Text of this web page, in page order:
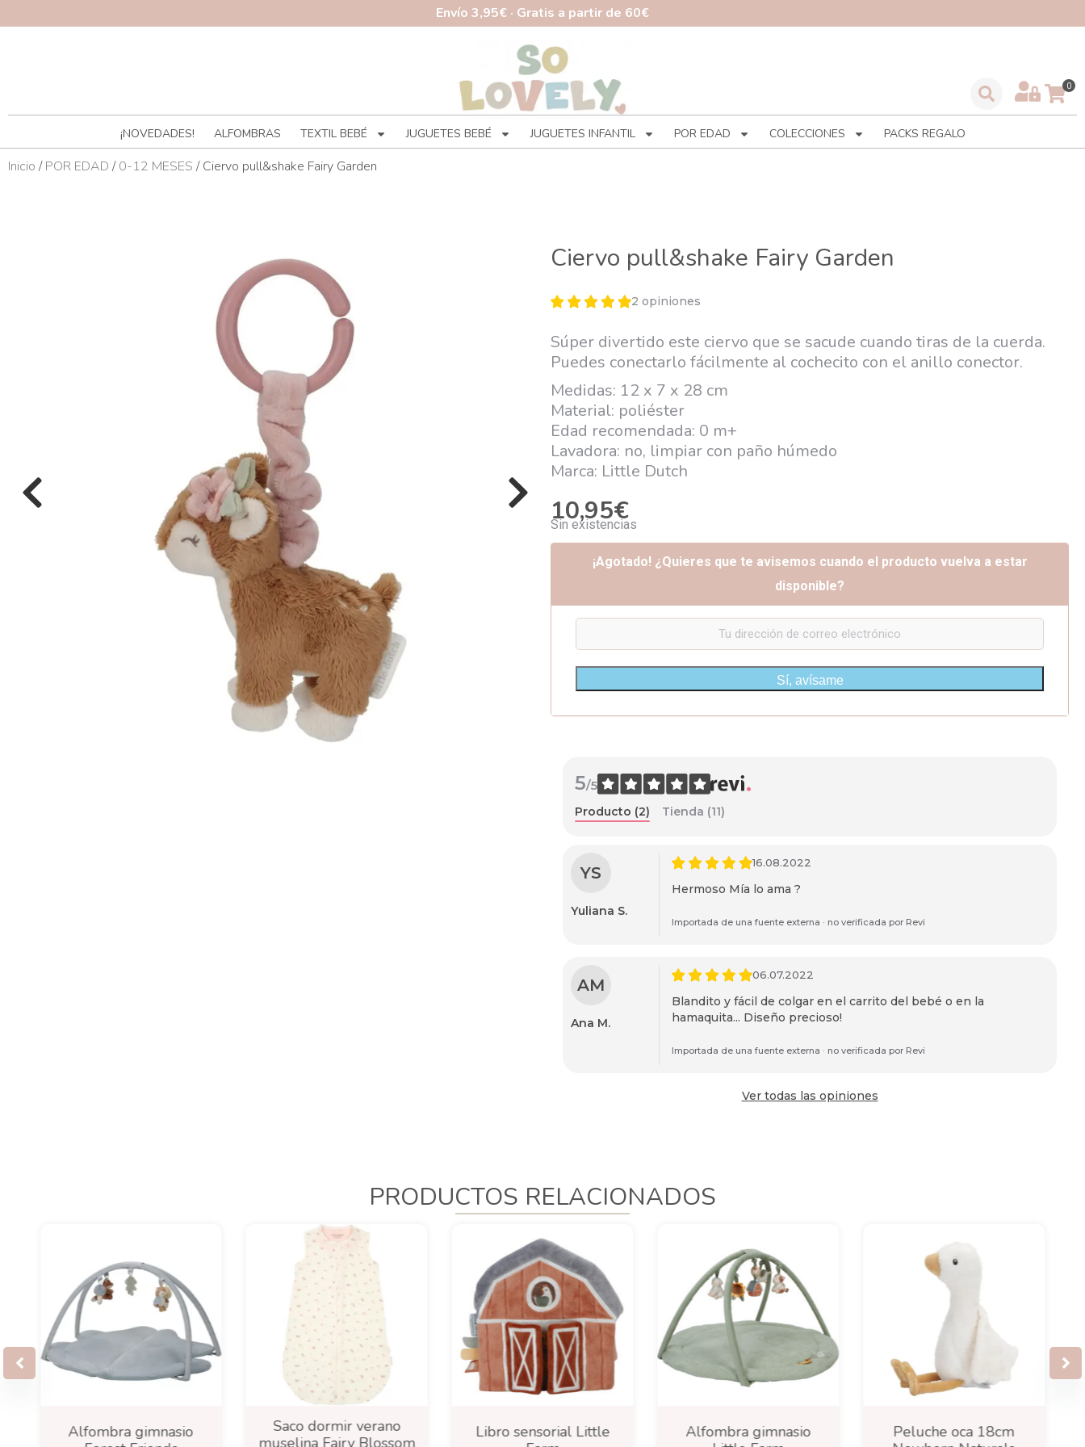
Envío 3,95€ · Gratis a partir de 60€
¡NOVEDADES! ALFOMBRAS TEXTIL BEBÉ JUGUETES BEBÉ JUGUETES INFANTIL POR EDAD COLECCIONES PACKS REGALO
Inicio /POR EDAD /0-12 MESES / Ciervo pull&shake Fairy Garden
Ciervo pull&shake Fairy Garden
2 opiniones
Súper divertido este ciervo que se sacude cuando tiras de la cuerda.
Puedes conectarlo fácilmente al cochecito con el anillo conector.
Medidas: 12 x 7 x 28 cm
Material: poliéster
Edad recomendada: 0 m+
Lavadora: no, limpiar con paño húmedo
Marca: Little Dutch
10,95€
Sin existencias
¡Agotado! ¿Quieres que te avisemos cuando el producto vuelva a estar
disponible?
Sí, avísame
5/5
Producto (2) Tienda (11)
YS
Yuliana S.
16.08.2022
Hermoso Mía lo ama ?
Importada de una fuente externa · no verificada por Revi
AM
Ana M.
06.07.2022
Blandito y fácil de colgar en el carrito del bebé o en la
hamaquita... Diseño precioso!
Importada de una fuente externa · no verificada por Revi
Ver todas las opiniones
PRODUCTOS RELACIONADOS
Alfombra gimnasio
Saco dormir verano
muselina Fairy Blossom
Libro sensorial Little
Alfombra gimnasio
Peluche oca 18cm